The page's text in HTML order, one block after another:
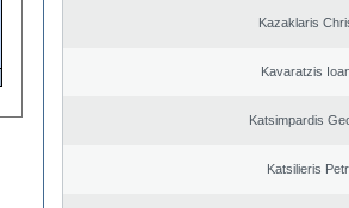
Kazaklaris
Kavaratzis
Katsimpardis
Katsilieris